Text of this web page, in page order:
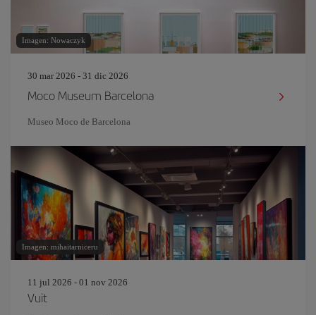
Imagen: Nowaczyk
30 mar 2026 - 31 dic 2026
Moco Museum Barcelona
Museo Moco de Barcelona
Imagen: mihaitarniceru
11 jul 2026 - 01 nov 2026
Vuit